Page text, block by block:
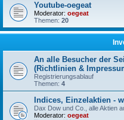
Youtube-oegeat
Moderator: oegeat
Themen: 20
An alle Besucher der
(Richtlinien &
Registrierungsablauf
Themen: 4
Indices, Einzelaktien -
Dax Dow und Co., alle Aktien
Moderator: oegeat